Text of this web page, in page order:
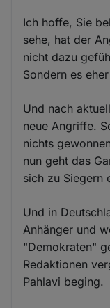
Ich hoffe, Sie
sehe, hat der
nicht dazu
Sondern es
Und nach
neue Angriffe.
nichts
nun geht das
sich zu Siegern
Und in
Anhänger und
"Demokraten"
Redaktionen
Pahlavi beging.